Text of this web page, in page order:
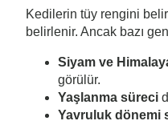
Kedilerin tüy rengini
belirlenir. Ancak bazı
Siyam ve
görülür.
Yaşlanma süreci
Yavruluk dönemi